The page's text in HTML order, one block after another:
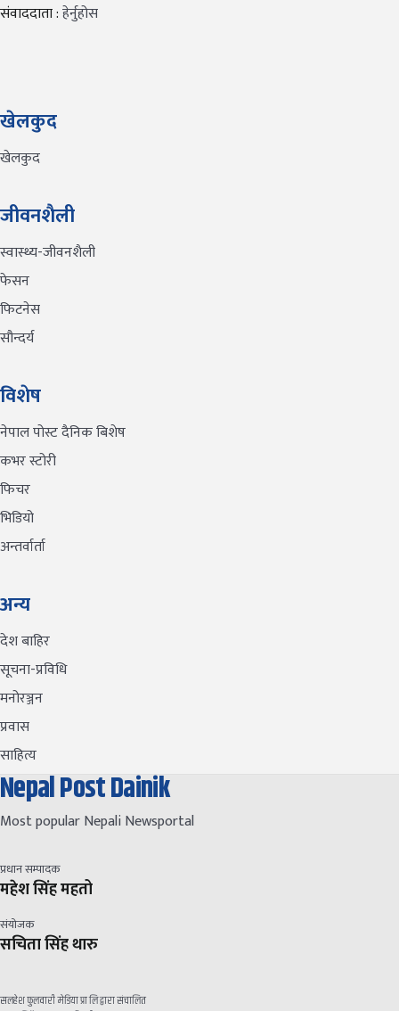
संवाददाता :हेर्नुहोस
खेलकुद
खेलकुद
जीवनशैली
स्वास्थ्य-जीवनशैली
फेसन
फिटनेस
सौन्दर्य
विशेष
नेपाल पोस्ट दैनिक बिशेष
कभर स्टोरी
फिचर
भिडियो
अन्तर्वार्ता
अन्य
देश बाहिर
सूचना-प्रविधि
मनोरञ्जन
प्रवास
साहित्य
Nepal Post Dainik
Most popular Nepali Newsportal
प्रधान सम्पादक
महेश सिंह महतो
संयोजक
सचिता सिंह थारु
सलहेश फुलवारी मेडिया प्रा लि द्वारा संचालित